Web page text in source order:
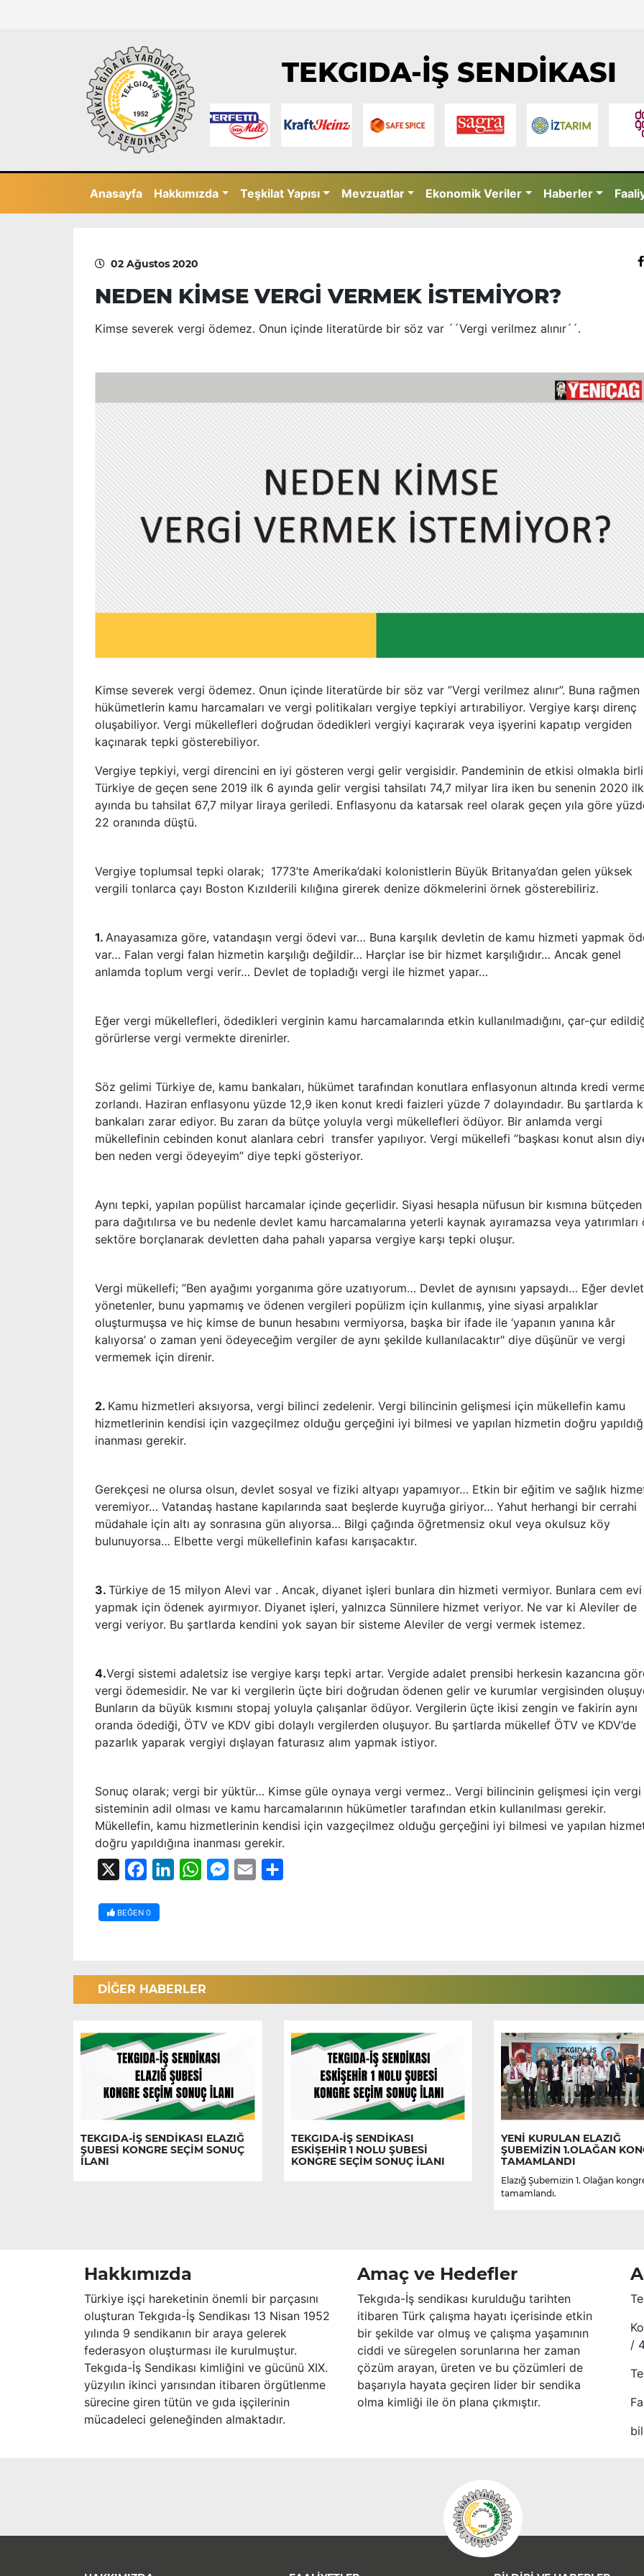
TEKGIDA-İŞ SENDİKASI
Anasayfa Hakkımızda Teşkilat Yapısı Mevzuatlar Ekonomik Veriler Haberler
02 Ağustos 2020
NEDEN KİMSE VERGİ VERMEK İSTEMİYOR?
Kimse severek vergi ödemez. Onun içinde literatürde bir söz var ´´Vergi verilmez alınır´´.
Kimse severek vergi ödemez. Onun içinde literatürde bir söz var ”Vergi verilmez alınır”. Buna rağmen
hükümetlerin kamu harcamaları ve vergi politikaları vergiye tepkiyi artırabiliyor. Vergiye karşı direnç
oluşabiliyor. Vergi mükellefleri doğrudan ödedikleri vergiyi kaçırarak veya işyerini kapatıp vergiden
kaçınarak tepki gösterebiliyor.
Vergiye tepkiyi, vergi direncini en iyi gösteren vergi gelir vergisidir. Pandeminin de etkisi olmakla
Türkiye de geçen sene 2019 ilk 6 ayında gelir vergisi tahsilatı 74,7 milyar lira iken bu senenin 2020
ayında bu tahsilat 67,7 milyar liraya geriledi. Enflasyonu da katarsak reel olarak geçen yıla göre
22 oranında düştü.
Vergiye toplumsal tepki olarak; 1773’te Amerika’daki kolonistlerin Büyük Britanya’dan gelen yüksek
vergili tonlarca çayı Boston Kızılderili kılığına girerek denize dökmelerini örnek gösterebiliriz.
1. Anayasamıza göre, vatandaşın vergi ödevi var… Buna karşılık devletin de kamu hizmeti yapmak
var… Falan vergi falan hizmetin karşılığı değildir… Harçlar ise bir hizmet karşılığıdır… Ancak genel
anlamda toplum vergi verir… Devlet de topladığı vergi ile hizmet yapar…
Eğer vergi mükellefleri, ödedikleri verginin kamu harcamalarında etkin kullanılmadığını, çar-çur
görürlerse vergi vermekte direnirler.
Söz gelimi Türkiye de, kamu bankaları, hükümet tarafından konutlara enflasyonun altında kredi
zorlandı. Haziran enflasyonu yüzde 12,9 iken konut kredi faizleri yüzde 7 dolayındadır. Bu şartlarda
bankaları zarar ediyor. Bu zararı da bütçe yoluyla vergi mükellefleri ödüyor. Bir anlamda vergi
mükellefinin cebinden konut alanlara cebri transfer yapılıyor. Vergi mükellefi ”başkası konut alsın
ben neden vergi ödeyeyim” diye tepki gösteriyor.
Aynı tepki, yapılan popülist harcamalar içinde geçerlidir. Siyasi hesapla nüfusun bir kısmına bütçeden
para dağıtılırsa ve bu nedenle devlet kamu harcamalarına yeterli kaynak ayıramazsa veya yatırımları
sektöre borçlanarak devletten daha pahalı yaparsa vergiye karşı tepki oluşur.
Vergi mükellefi; ”Ben ayağımı yorganıma göre uzatıyorum… Devlet de aynısını yapsaydı… Eğer
yönetenler, bunu yapmamış ve ödenen vergileri popülizm için kullanmış, yine siyasi arpalıklar
oluşturmuşsa ve hiç kimse de bunun hesabını vermiyorsa, başka bir ifade ile ‘yapanın yanına kâr
kalıyorsa’ o zaman yeni ödeyeceğim vergiler de aynı şekilde kullanılacaktır" diye düşünür ve vergi
vermemek için direnir.
2. Kamu hizmetleri aksıyorsa, vergi bilinci zedelenir. Vergi bilincinin gelişmesi için mükellefin kamu
hizmetlerinin kendisi için vazgeçilmez olduğu gerçeğini iyi bilmesi ve yapılan hizmetin doğru
inanması gerekir.
Gerekçesi ne olursa olsun, devlet sosyal ve fiziki altyapı yapamıyor… Etkin bir eğitim ve sağlık
veremiyor… Vatandaş hastane kapılarında saat beşlerde kuyruğa giriyor… Yahut herhangi bir cerrahi
müdahale için altı ay sonrasına gün alıyorsa… Bilgi çağında öğretmensiz okul veya okulsuz köy
bulunuyorsa… Elbette vergi mükellefinin kafası karışacaktır.
3. Türkiye de 15 milyon Alevi var . Ancak, diyanet işleri bunlara din hizmeti vermiyor. Bunlara cem evi
yapmak için ödenek ayırmıyor. Diyanet işleri, yalnızca Sünnilere hizmet veriyor. Ne var ki Aleviler de
vergi veriyor. Bu şartlarda kendini yok sayan bir sisteme Aleviler de vergi vermek istemez.
4.Vergi sistemi adaletsiz ise vergiye karşı tepki artar. Vergide adalet prensibi herkesin kazancına
vergi ödemesidir. Ne var ki vergilerin üçte biri doğrudan ödenen gelir ve kurumlar vergisinden
Bunların da büyük kısmını stopaj yoluyla çalışanlar ödüyor. Vergilerin üçte ikisi zengin ve fakirin aynı
oranda ödediği, ÖTV ve KDV gibi dolaylı vergilerden oluşuyor. Bu şartlarda mükellef ÖTV ve KDV’de
pazarlık yaparak vergiyi dışlayan faturasız alım yapmak istiyor.
Sonuç olarak; vergi bir yüktür… Kimse güle oynaya vergi vermez.. Vergi bilincinin gelişmesi için vergi
sisteminin adil olması ve kamu harcamalarının hükümetler tarafından etkin kullanılması gerekir.
Mükellefin, kamu hizmetlerinin kendisi için vazgeçilmez olduğu gerçeğini iyi bilmesi ve yapılan
doğru yapıldığına inanması gerekir.
FacebookLinkedInWhatsAppMessenger
Email
BEĞEN 0
DİĞER HABERLER
TEKGIDA-İŞ SENDİKASI ELAZIĞ
ŞUBESİ KONGRE SEÇİM SONUÇ
İLANI
TEKGIDA-İŞ SENDİKASI
ESKİŞEHİR 1 NOLU ŞUBESİ
KONGRE SEÇİM SONUÇ İLANI
YENİ KURULAN ELAZIĞ
ŞUBEMİZİN 1.OLAĞAN
TAMAMLANDI
Elazığ Şubemizin 1. Olağan
tamamlandı.
Hakkımızda
Türkiye işçi hareketinin önemli bir parçasını
oluşturan Tekgıda-İş Sendikası 13 Nisan 1952
yılında 9 sendikanın bir araya gelerek
federasyon oluşturması ile kurulmuştur.
Tekgıda-İş Sendikası kimliğini ve gücünü XIX.
yüzyılın ikinci yarısından itibaren örgütlenme
sürecine giren tütün ve gıda işçilerinin
mücadeleci geleneğinden almaktadır.
Amaç ve Hedefler
Tekgıda-İş sendikası kurulduğu tarihten
itibaren Türk çalışma hayatı içerisinde etkin
bir şekilde var olmuş ve çalışma yaşamının
ciddi ve süregelen sorunlarına her zaman
çözüm arayan, üreten ve bu çözümleri de
başarıyla hayata geçiren lider bir sendika
olma kimliği ile ön plana çıkmıştır.
/